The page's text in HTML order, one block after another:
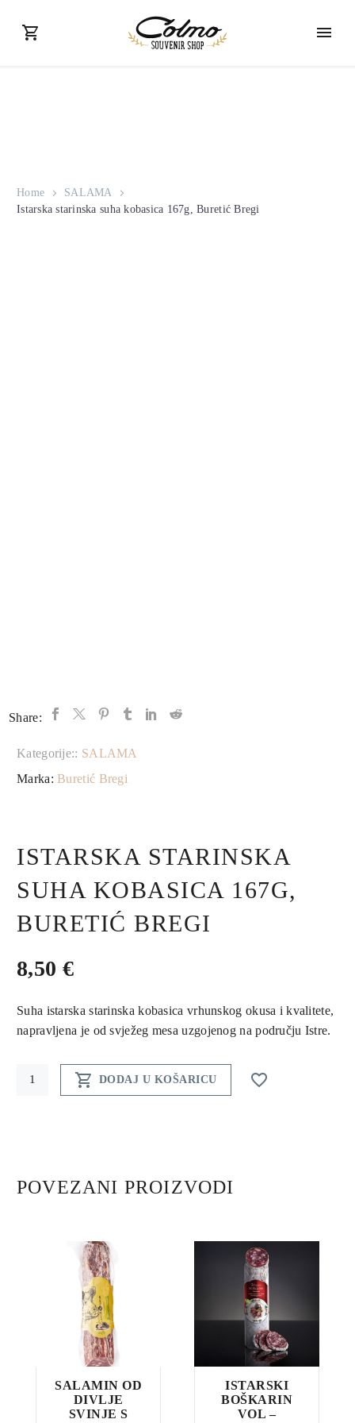
Home
SALAMA
Istarska starinska suha kobasica 167g, Buretić Bregi
Share:
Kategorije:: SALAMA
Marka:Buretić Bregi
ISTARSKA STARINSKA
SUHA KOBASICA 167G,
BURETIĆ BREGI
8,50 €
Suha istarska starinska kobasica vrhunskog okusa i kvalitete,
napravljena je od svježeg mesa uzgojenog na području Istre.
Istarska
starinska
Bregi
 DODAJ U KOŠARICU 
POVEZANI PROIZVODI
SALAMIN OD
DIVLJE
SVINJE S
ISTARSKI
BOŠKARIN
VOL –